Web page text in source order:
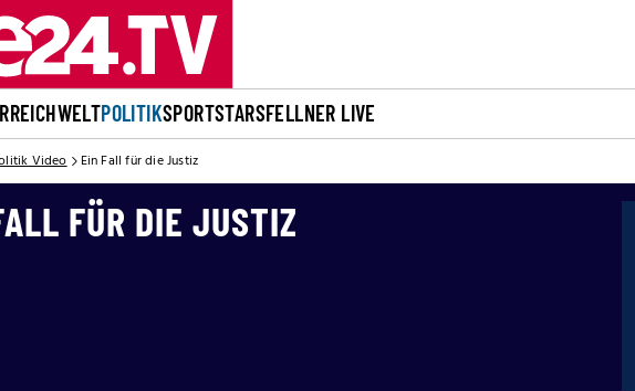
WELTPOLITIKSPORTSTARSFELLNER LIVE
Video Ein Fall für die Justiz
FÜR DIE JUSTIZ